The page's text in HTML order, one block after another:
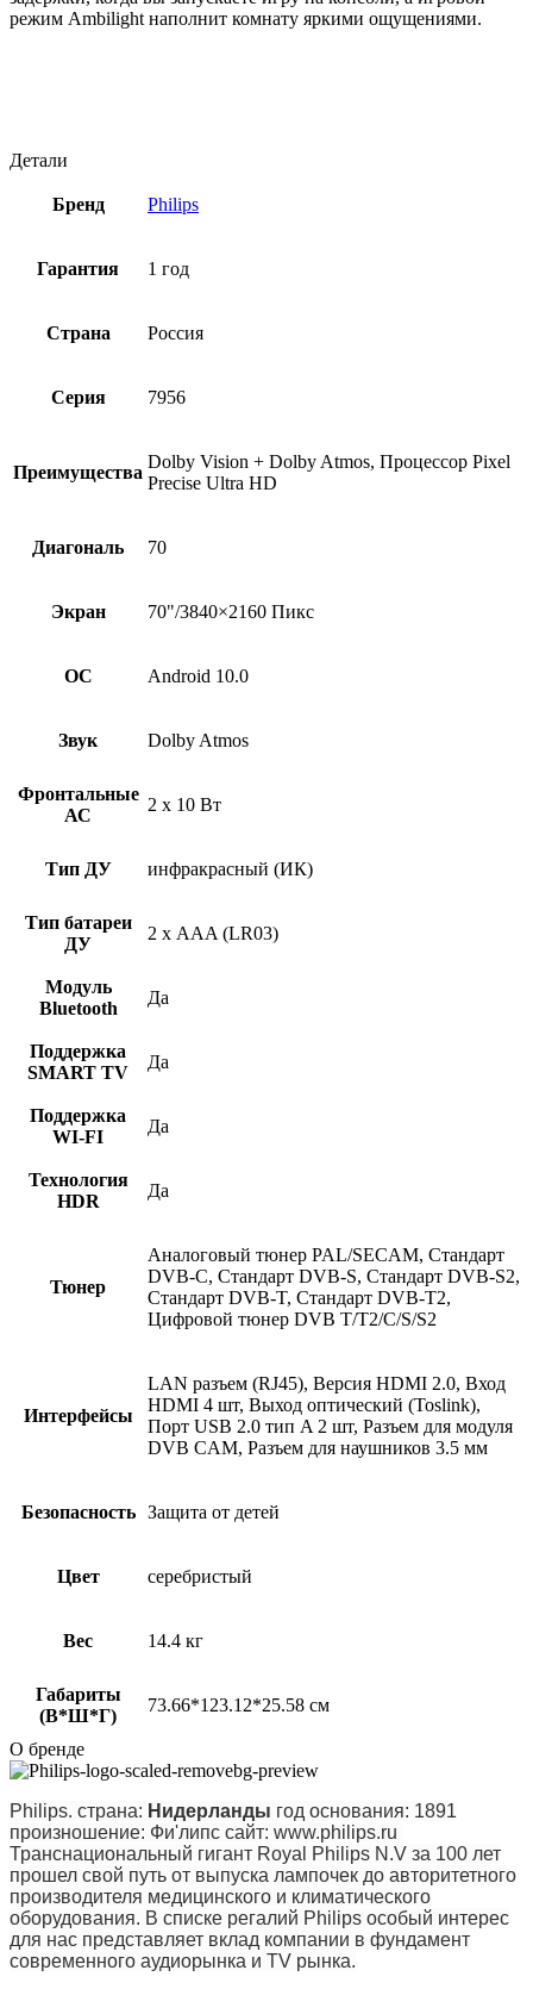
режим Ambilight наполнит комнату яркими ощущениями.
Детали
Бренд Philips
Гарантия 1 год
Страна Россия
Серия 7956
Преимущества
Dolby Vision + Dolby Atmos, Процессор Pixel
Precise Ultra HD
Диагональ 70
Экран 70"/3840×2160 Пикс
ОС Android 10.0
Звук Dolby Atmos
Фронтальные
АС
2 x 10 Вт
Тип ДУ инфракрасный (ИК)
Тип батареи
ДУ
2 х AAA (LR03)
Модуль
Bluetooth
Да
Поддержка
SMART TV
Да
Поддержка
WI-FI
Да
Технология
HDR
Да
Тюнер
Аналоговый тюнер PAL/SECAM, Стандарт
DVB-C, Стандарт DVB-S, Стандарт DVB-S2,
Стандарт DVB-T, Стандарт DVB-T2,
Цифровой тюнер DVB T/T2/C/S/S2
Интерфейсы
LAN разъем (RJ45), Версия HDMI 2.0, Вход
HDMI 4 шт, Выход оптический (Toslink),
Порт USB 2.0 тип A 2 шт, Разъем для модуля
DVB CAM, Разъем для наушников 3.5 мм
Безопасность Защита от детей
Цвет серебристый
Вес 14.4 кг
Габариты
(В*Ш*Г)
73.66*123.12*25.58 см
О бренде
Philips. страна: Нидерланды год основания: 1891
произношение: Фи'липс сайт: www.philips.ru
Транснациональный гигант Royal Philips N.V за 100 лет
прошел свой путь от выпуска лампочек до авторитетного
производителя медицинского и климатического
оборудования. В списке регалий Philips особый интерес
для нас представляет вклад компании в фундамент
современного аудиорынка и TV рынка.